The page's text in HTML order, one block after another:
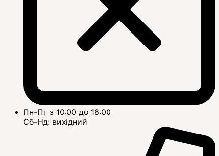
Пн-Пт з 10:00 до 18:00
Сб-Нд: вихідний